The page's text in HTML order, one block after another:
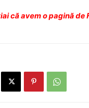
că avem o pagină